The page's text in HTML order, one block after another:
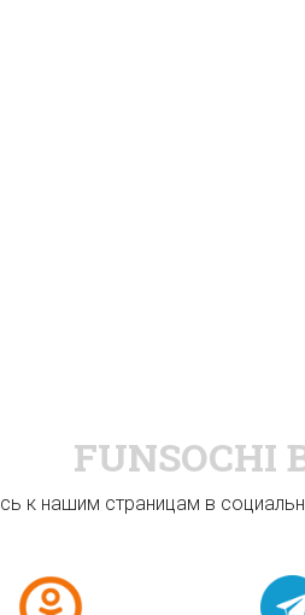
FUNSOCHI
к нашим страницам в